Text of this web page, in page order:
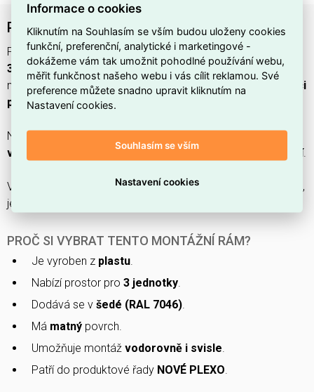
PLXN55 MON.RÁM.3P HOR/VER. ŠEDÁ
PLXN55 MON.RÁM.3P HOR/VER. ŠEDÁ (EAN:
3414971881457) z produktové řadyNOVÉ PLEXO jematný
montážní rám vbarvě šedá (RAL 7046)určený pro
instalaci
pod omítkua montáž
Nabízí a
vertikálního modulu
a je připraven pro šroubové upevnění.
Vyroben je z termoplastu, má rozměry
,
je
PROČ SI VYBRAT TENTO MONTÁŽNÍ RÁM?
Je vyroben z plastu.
Nabízí prostor pro 3 jednotky.
Dodává se v šedé (RAL 7046).
Má matný povrch.
Umožňuje montáž vodorovně i svisle.
Patří do produktové řady NOVÉ PLEXO.
Informace o cookies
Kliknutím na Souhlasím se vším budou uloženy cookies
funkční, preferenční, analytické i marketingové -
dokážeme vám tak umožnit pohodlné používání webu,
měřit funkčnost našeho webu i vás cílit reklamou. Své
preference můžete snadno upravit kliknutím na
Nastavení cookies.
Souhlasím se vším
Nastavení cookies